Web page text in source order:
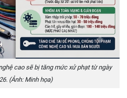
cao sẽ bị tăng mức xử phạt từ ngày
(Ảnh: Minh họa)